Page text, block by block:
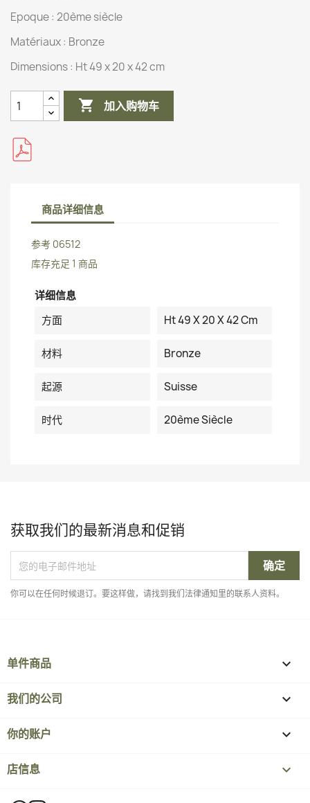
Epoque : 20ème siècle
Matériaux : Bronze
Dimensions : Ht 49 x 20 x 42 cm
 加入购物车
商品详细信息
参考 06512
库存充足 1 商品
详细信息
方面
Ht 49 X 20 X 42 Cm
材料 Bronze
起源 Suisse
时代 20ème Siècle
获取我们的最新消息和促销
你可以在任何时候退订。要这样做，请找到我们法律通知里的联系人资料。
单件商品 
我们的公司 
你的账户 
店信息 keyboard_arrow_down